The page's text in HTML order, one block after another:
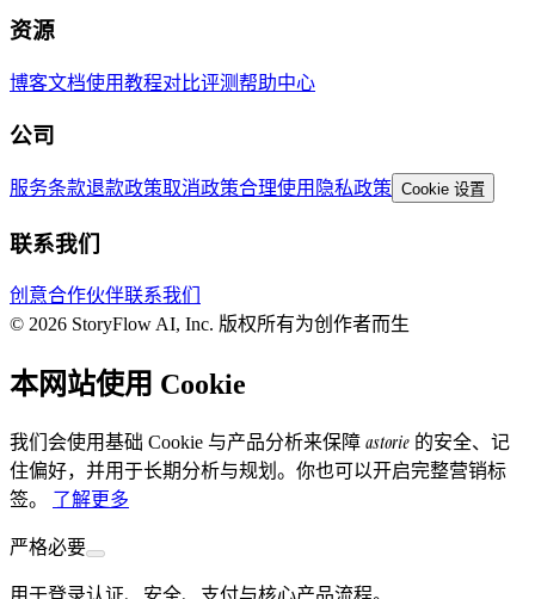
资源
博客文档使用教程对比评测帮助中心
公司
服务条款退款政策取消政策合理使用 隐私政策 Cookie 设置
联系我们
创意合作伙伴联系我们
© 2026 StoryFlow AI, Inc. 版权所有为创作者而生
本网站使用 Cookie
我们会使用基础 Cookie 与产品分析来保障 astorie 的安全、记
住偏好，并用于长期分析与规划。你也可以开启完整营销标
签。
了解更多
严格必要